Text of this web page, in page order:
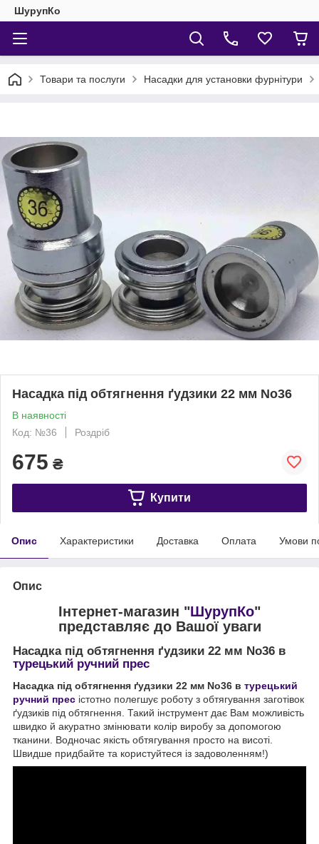
ШурупКо
Товари та послуги Насадки для установки фурнітури
Насадка під обтягнення ґудзики 22 мм No36
В наявності
Код: №36
Роздріб
675 ₴
Купити
Опис Характеристики Доставка Оплата Умови
Опис
Інтернет-магазин "ШурупКо"
представляє до Вашої уваги
Насадка під обтягнення ґудзики 22 мм No36 в
турецький ручний прес
Насадка під обтягнення ґудзики 22 мм No36 в турецький
ручний прес істотно полегшує роботу з обтягування заготівок
ґудзиків під обтягнення. Такий інструмент дає Вам можливість
швидко й акуратно змінювати колір виробу за допомогою
тканини. Водночас якість обтягування просто на висоті.
Швидше придбайте та користуйтеся із задоволенням!)